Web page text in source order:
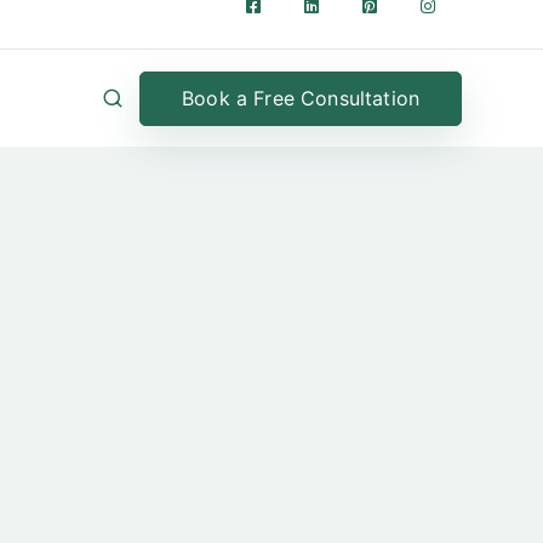
Book a Free Consultation